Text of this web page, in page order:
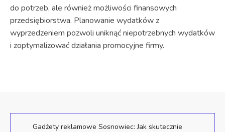
do potrzeb, ale również możliwości finansowych
przedsiębiorstwa. Planowanie wydatków z
wyprzedzeniem pozwoli uniknąć niepotrzebnych wydatków
i zoptymalizować działania promocyjne firmy.
Gadżety reklamowe Sosnowiec: Jak skutecznie